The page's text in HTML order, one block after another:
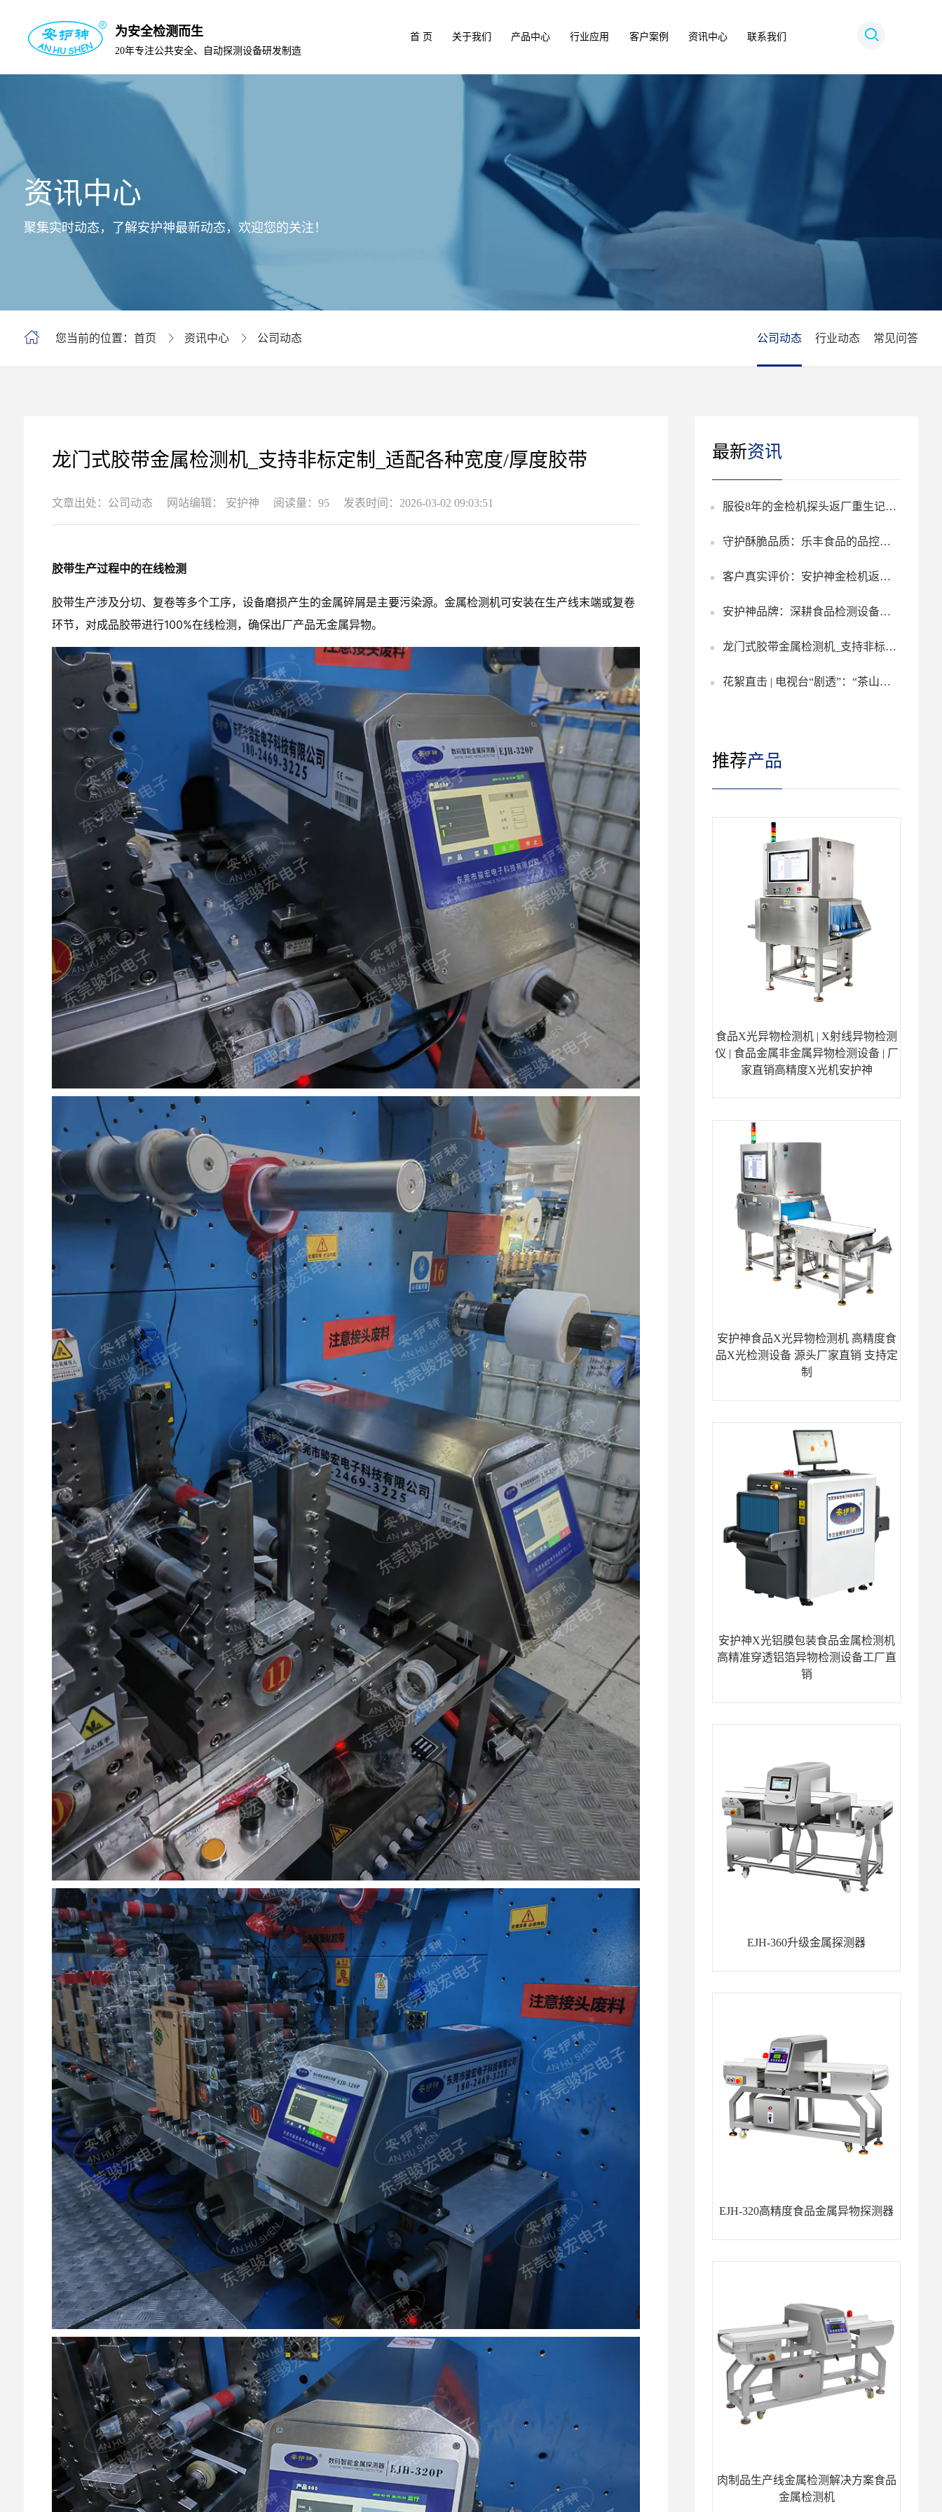
为安全检测而生
20年专注公共安全、自动探测设备研发制造
首 页 关于我们 产品中心 行业应用 客户案例 资讯中心 联系我们
资讯中心
聚集实时动态，了解安护神最新动态，欢迎您的关注！
您当前的位置：首页 资讯中心 公司动态 公司动态 行业动态 常见问答
龙门式胶带金属检测机_支持非标定制_适配各种宽度/厚度胶带
文章出处：公司动态 网站编辑： 安护神 阅读量：95 发表时间：2026-03-02 09:03:51
胶带生产过程中的在线检测
胶带生产涉及分切、复卷等多个工序，设备磨损产生的金属碎屑是主要污染源。金属检测机可安装在生产线末端或复卷
环节，对成品胶带进行100%在线检测，确保出厂产品无金属异物。
最新资讯
服役8年的金检机探头返厂重生记：
安护神原厂维修为何让客户直呼“专
业”？
守护酥脆品质：乐丰食品的品控升
级
客户真实评价：安护神金检机返厂
售后，3天完成维修寄回，服务专业
高效
安护神品牌：深耕食品检测设备，
助力企业筑牢食安防线
龙门式胶带金属检测机_支持非标定
制_适配各种宽度/厚度胶带
花絮直击 | 电视台“剧透”：“茶山好
术？
推荐产品
食品X光异物检测机 | X射线异物检测
仪 | 食品金属非金属异物检测设备 | 厂
家直销高精度X光机安护神
安护神食品X光异物检测机 高精度食
品X光检测设备 源头厂家直销 支持定
制
安护神X光铝膜包装食品金属检测机
高精准穿透铝箔异物检测设备工厂直
销
EJH-360升级金属探测器
EJH-320高精度食品金属异物探测器
肉制品生产线金属检测解决方案食品
金属检测机